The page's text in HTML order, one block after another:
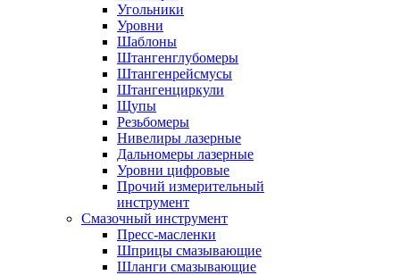
Угольники
Уровни
Шаблоны
Штангенглубомеры
Штангенрейсмусы
Штангенциркули
Щупы
Резьбомеры
Нивелиры лазерные
Дальномеры лазерные
Уровни цифровые
Прочий измерительный
инструмент
Смазочный инструмент
Пресс-масленки
Шприцы смазывающие
Шланги смазывающие